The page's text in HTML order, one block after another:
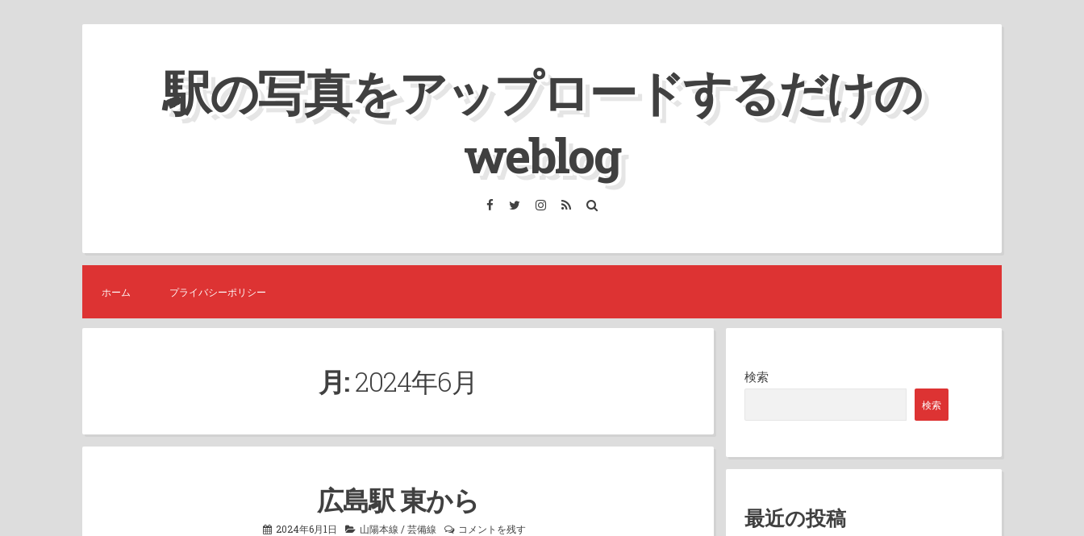
プ
駅の写真をアップロードするだけの
weblog
Facebook
TwitterInstagram
RSS
ホーム プライバシーポリシー
月:2024年6月
広島駅 東から
2024年6月1日 山陽本線 /芸備線 コメントを残す
検索
検索
最近の投稿